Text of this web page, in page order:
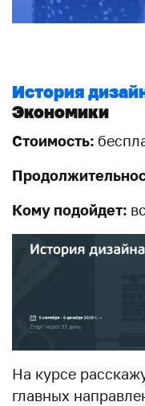
История
Экономики
Стоимость:
Кому подойдет:
На курсе
главных